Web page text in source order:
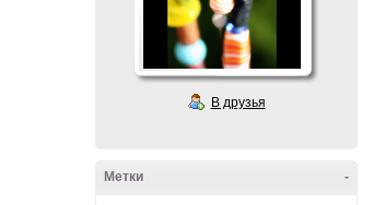
В друзья
-
Метки